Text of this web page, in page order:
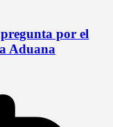
por el
Aduana